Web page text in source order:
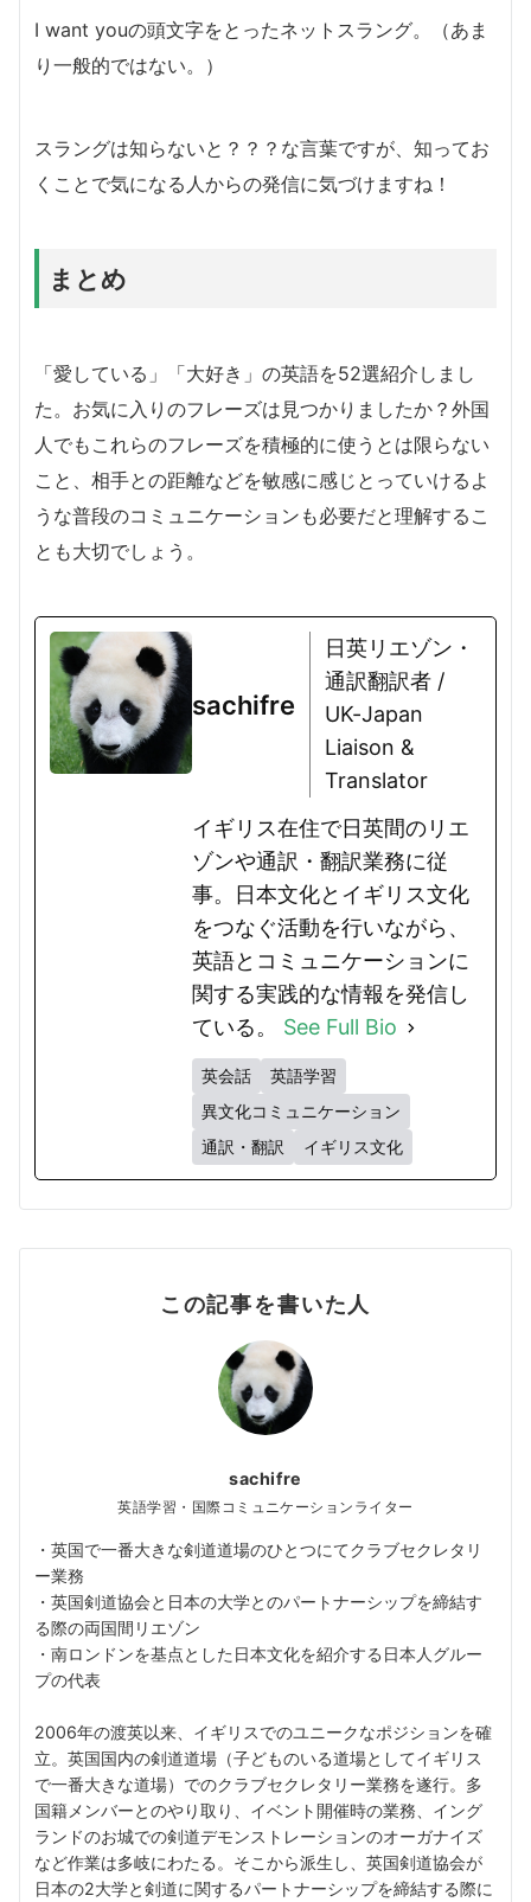
I want youの頭文字をとったネットスラング。（あま
り一般的ではない。）
スラングは知らないと？？？な言葉ですが、知ってお
くことで気になる人からの発信に気づけますね！
まとめ
「愛している」「大好き」の英語を52選紹介しまし
た。お気に入りのフレーズは見つかりましたか？外国
人でもこれらのフレーズを積極的に使うとは限らない
こと、相手との距離などを敏感に感じとっていけるよ
うな普段のコミュニケーションも必要だと理解するこ
とも大切でしょう。
sachifre
日英リエゾン・
通訳翻訳者 /
UK-Japan
Liaison &
Translator
イギリス在住で日英間のリエ
ゾンや通訳・翻訳業務に従
事。日本文化とイギリス文化
をつなぐ活動を行いながら、
英語とコミュニケーションに
関する実践的な情報を発信し
ている。 See Full Bio
英会話
英語学習
異文化コミュニケーション
通訳・翻訳
イギリス文化
この記事を書いた人
sachifre
英語学習・国際コミュニケーションライター
・英国で一番大きな剣道道場のひとつにてクラブセクレタリ
ー業務
・英国剣道協会と日本の大学とのパートナーシップを締結す
る際の両国間リエゾン
・南ロンドンを基点とした日本文化を紹介する日本人グルー
プの代表
2006年の渡英以来、イギリスでのユニークなポジションを確
立。英国国内の剣道道場（子どものいる道場としてイギリス
で一番大きな道場）でのクラブセクレタリー業務を遂行。多
国籍メンバーとのやり取り、イベント開催時の業務、イング
ランドのお城での剣道デモンストレーションのオーガナイズ
など作業は多岐にわたる。そこから派生し、英国剣道協会が
日本の2大学と剣道に関するパートナーシップを締結する際に